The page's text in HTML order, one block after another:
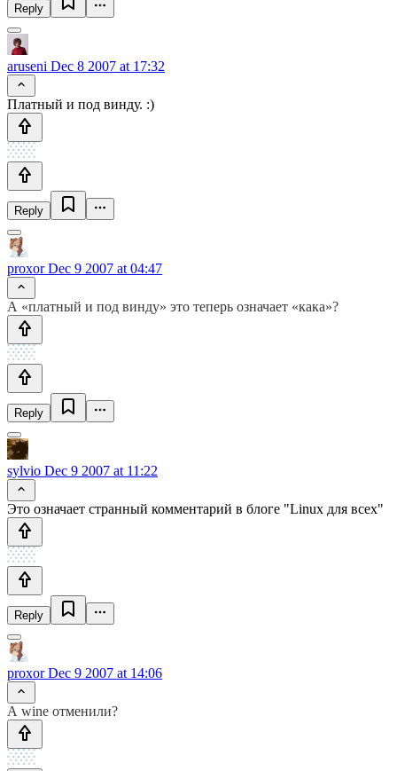
Reply
aruseni Dec 8 2007 at 17:32
Платный и под винду. :)
Reply
proxorDec 9 2007 at 04:47
А «платный и под винду» это теперь означает «кака»?
Reply
sylvio Dec 9 2007 at 11:22
Это означает странный комментарий в блоге "Linux для всех"
Reply
proxorDec 9 2007 at 14:06
А wine отменили?